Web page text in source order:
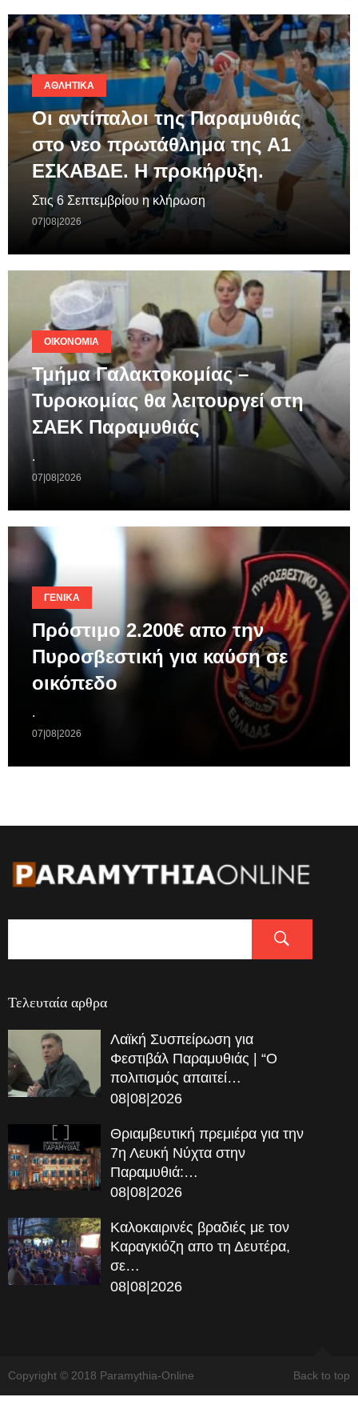
ΑΘΛΗΤΙΚΆ
Οι αντίπαλοι της Παραμυθιάς
στο νεο πρωτάθλημα της A1
ΕΣΚΑΒΔΕ. Η προκήρυξη.
Στις 6 Σεπτεμβρίου η κλήρωση
07|08|2026
ΟΙΚΟΝΟΜΊΑ
Τμήμα Γαλακτοκομίας –
Τυροκομίας θα λειτουργεί στη
ΣΑΕΚ Παραμυθιάς
.
07|08|2026
ΓΕΝΙΚΆ
Πρόστιμο 2.200€ απο την
Πυροσβεστική για καύση σε
οικόπεδο
.
07|08|2026
Τελευταία αρθρα
Λαϊκή Συσπείρωση για
Φεστιβάλ Παραμυθιάς | “Ο
πολιτισμός απαιτεί…
08|08|2026
Θριαμβευτική πρεμιέρα για την
7η Λευκή Νύχτα στην
Παραμυθιά:…
08|08|2026
Καλοκαιρινές βραδιές με τον
Καραγκιόζη απο τη Δευτέρα,
σε…
08|08|2026
Back to top
Copyright © 2018 Paramythia-Online